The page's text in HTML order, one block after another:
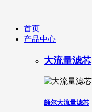
首页
产品中心
大流量滤芯
颇尔大流量滤芯